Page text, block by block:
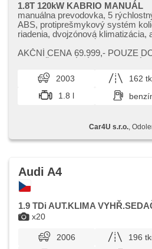
1.8T 120kW KABRIO MANUÁL
manuálna prevodovka, 5
ABS, protiprešmykový systém
riadenia, dvojzónová klimatizácia,
nastaviteľný volant, bluetooth, el.
vodiča, senzor opotrebenia
svetlá, USB, autorádio, vonkajší
zhrnovacia strecha, pohon 4 x 2
AKČNÍ CENA 69.999,​​- POUZE
PLNĚ FUNKČNÍ,​ JEDEN Z
2003 162
1.8 l
Car4U s.r.o. ,
x20
Audi A4
1.9 TDi AUT.KLIMA
2006 196